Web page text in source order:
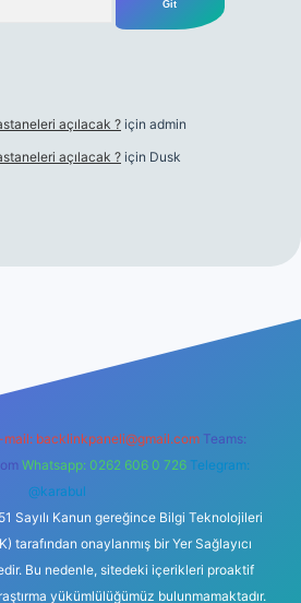
açılacak ? için admin
açılacak ? için Dusk
mail: backlinkpaneli@gmail.com Teams:
Whatsapp: 0262 606 0 726 Telegram:
@karabul
Sayılı Kanun gereğince Bilgi Teknolojileri
tarafından onaylanmış bir Yer Sağlayıcı
Bu nedenle, sitedeki içerikleri proaktif
yükümlülüğümüz bulunmamaktadır.